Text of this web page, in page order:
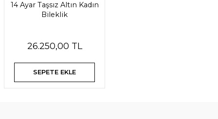
14 Ayar Taşsız Altın Kadın
Bileklik
26.250,00 TL
SEPETE EKLE